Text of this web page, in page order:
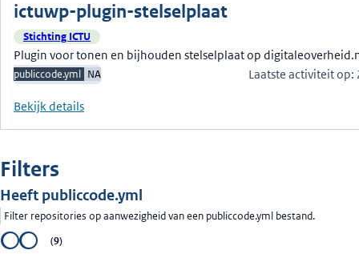
Filters
Heeft publiccode.yml
Filter repositories op aanwezigheid van een publiccode.yml bestand.
(9)
Uit Aan
ictuwp-plugin-stelselplaat
Stichting ICTU
Plugin voor tonen en bijhouden stelselplaat op
publiccode.yml NA Laatste activiteit
Bekijk details